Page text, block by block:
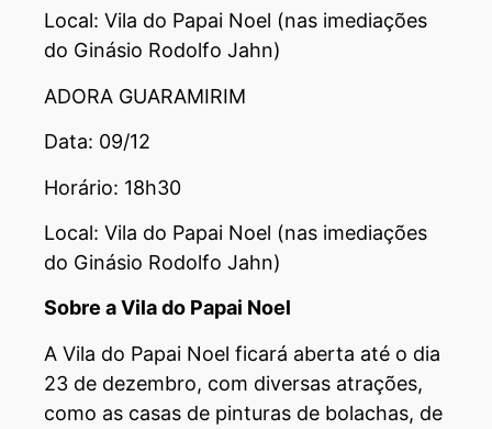
Local: Vila do Papai Noel (nas imediações
do Ginásio Rodolfo Jahn)
ADORA GUARAMIRIM
Data: 09/12
Horário: 18h30
Local: Vila do Papai Noel (nas imediações
do Ginásio Rodolfo Jahn)
Sobre a Vila do Papai Noel
A Vila do Papai Noel ficará aberta até o dia
23 de dezembro, com diversas atrações,
como as casas de pinturas de bolachas, de